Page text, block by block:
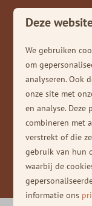
Jouw
Inclusief recht
Koopgrond ook
*exclusief
Keuzelijst
Deze
We gebruiken
om
analyseren. Ook
onze site met
en analyse. Deze
combineren met
verstrekt of die
gebruik van hun
waarbij de
informatie ons